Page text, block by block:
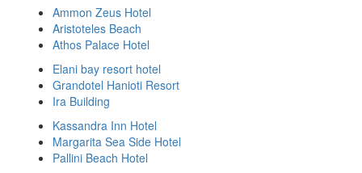
Ammon Zeus Hotel
Aristoteles Beach
Athos Palace Hotel
Elani bay resort hotel
Grandotel Hanioti Resort
Ira Building
Kassandra Inn Hotel
Margarita Sea Side Hotel
Pallini Beach Hotel